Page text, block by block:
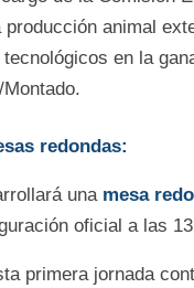
producción animal
en la
redondas:
una mesa
oficial a las
primera jornada